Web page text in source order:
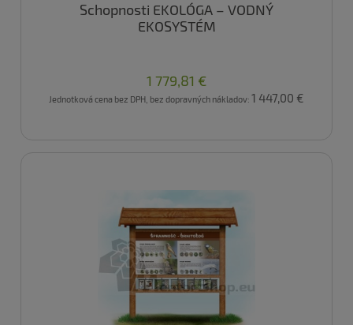
Schopnosti EKOLÓGA – VODNÝ
EKOSYSTÉM
1 779,81 €
Jednotková cena bez DPH, bez dopravných nákladov: 1 447,00 €